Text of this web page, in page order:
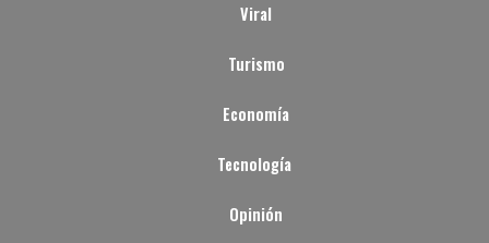
Viral
Turismo
Economía
Tecnología
Opinión